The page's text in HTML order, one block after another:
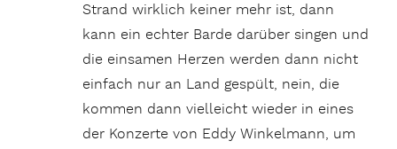
Strand wirklich keiner mehr ist, dann
kann ein echter Barde darüber singen und
die einsamen Herzen werden dann nicht
einfach nur an Land gespült, nein, die
kommen dann vielleicht wieder in eines
der Konzerte von Eddy Winkelmann, um